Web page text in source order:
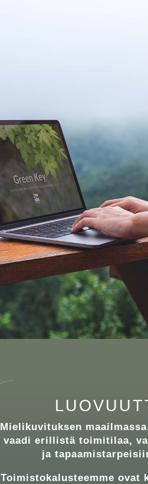
Mielikuvituksen
vaadi erillistä toimitilaa,
ja
Toimistokalusteemme